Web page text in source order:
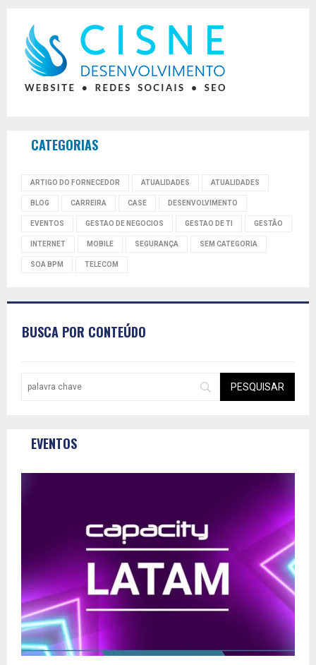
CATEGORIAS
ARTIGO DO FORNECEDOR ATUALIDADES ATUALIDADES
BLOG CARREIRA CASE DESENVOLVIMENTO
EVENTOS GESTAO DE NEGOCIOS GESTAO DE TI GESTÃO
INTERNET MOBILE SEGURANÇA SEM CATEGORIA
SOA BPM TELECOM
BUSCA POR CONTEÚDO
EVENTOS